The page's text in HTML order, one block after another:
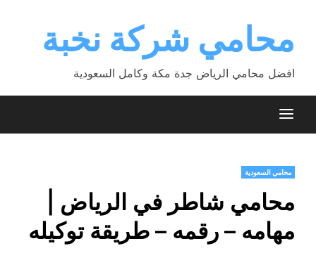
contentمحامي شركة نخبة
افضل محامي الرياض جدة مكة وكامل السعودية
محامي السعودية
محامي شاطر في الرياض |
مهامه – رقمه – طريقة توكيله